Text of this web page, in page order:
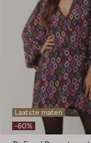
Laatste maten
-60%